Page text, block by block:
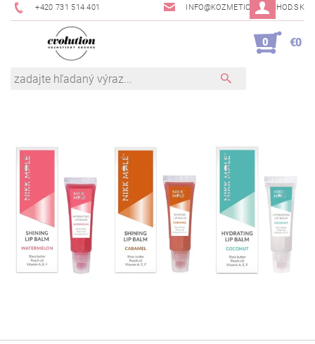
+420 731 514 401 INFO@KOZMETICKYOBCHOD.SK
0 €0